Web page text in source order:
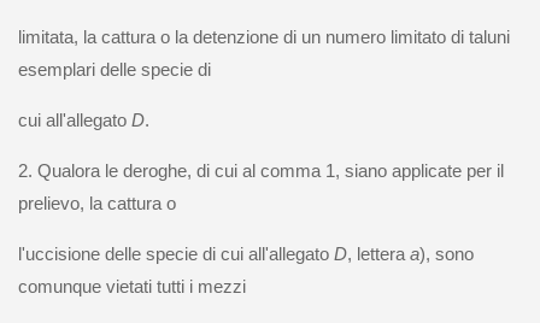
limitata, la cattura o la detenzione di un numero limitato di taluni
esemplari delle specie di
cui all'allegato D.
2. Qualora le deroghe, di cui al comma 1, siano applicate per il
prelievo, la cattura o
l'uccisione delle specie di cui all'allegato D, lettera a), sono
comunque vietati tutti i mezzi